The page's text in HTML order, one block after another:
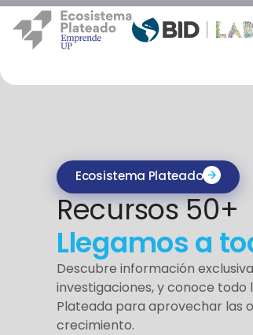
Ecosistema Plateado
Recursos 50+
Llegamos a
Descubre información
investigaciones, y conoce
Plateada para aprovechar las
crecimiento.